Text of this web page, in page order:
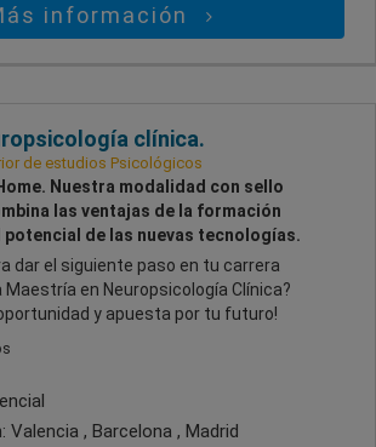
información
clínica.
de estudios Psicológicos
Nuestra modalidad con sello
las ventajas de la formación
potencial de las nuevas tecnologías.
dar el siguiente paso en tu carrera
en Neuropsicología Clínica?
y apuesta por tu futuro!
Valencia , Barcelona , Madrid